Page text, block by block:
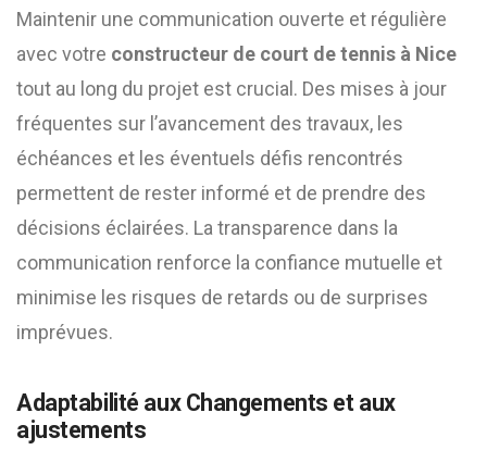
Maintenir une communication ouverte et régulière
avec votre constructeur de court de tennis à Nice
tout au long du projet est crucial. Des mises à jour
fréquentes sur l’avancement des travaux, les
échéances et les éventuels défis rencontrés
permettent de rester informé et de prendre des
décisions éclairées. La transparence dans la
communication renforce la confiance mutuelle et
minimise les risques de retards ou de surprises
imprévues.
Adaptabilité aux Changements et aux
ajustements